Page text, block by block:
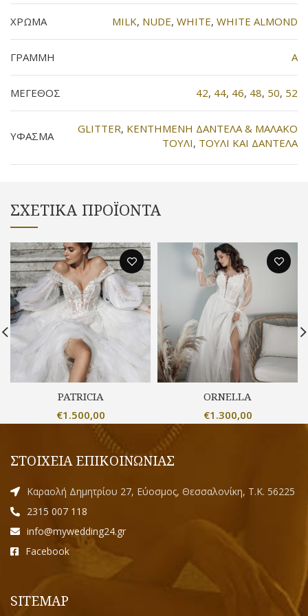
ΧΡΩΜΑ MILK, NUDE, WHITE, WHITE ALMOND
ΓΡΑΜΜΗ Α
ΜΕΓΕΘΟΣ 42, 44, 46, 48, 50, 52
ΥΦΑΣΜΑ
GLITTER, KENTHMENH ΔΑΝΤΕΛΑ & ΜΑΛΑΚΟ
ΤΟΥΛΙ, TOYΛΙ ΚΑΙ ΔΑΝΤΕΛΑ
ΣΧΕΤΙΚΆ ΠΡΟΪΌΝΤΑ
PATRICIA
€1.500,00
ORNELLA
€1.300,00
ΣΤΟΙΧΕΙΑ ΕΠΙΚΟΙΝΩΝΙΑΣ
Καραολή Δημητρίου 27, Εύοσμος, Θεσσαλονίκη, Τ.Κ. 56225
2315 007 118
info@mywedding24.gr
Facebook
SITEMAP